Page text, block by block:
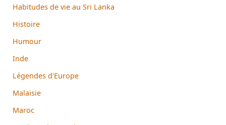
Habitudes de vie au Sri Lanka
Histoire
Humour
Inde
Légendes d'Europe
Malaisie
Maroc